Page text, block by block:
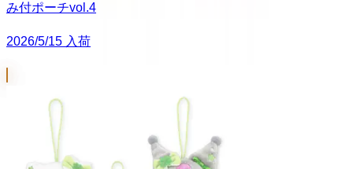
み付ポーチvol.4
2026/5/15 入荷